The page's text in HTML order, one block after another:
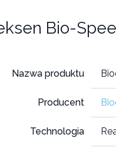
Bio-
Nazwa produktu
Producent
Technologia